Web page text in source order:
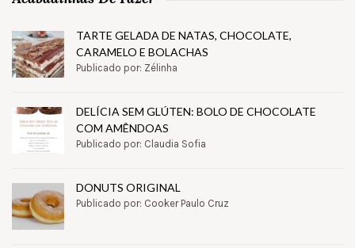
TARTE GELADA DE NATAS, CHOCOLATE,
CARAMELO E BOLACHAS
Publicado por: Zélinha
DELÍCIA SEM GLÚTEN: BOLO DE CHOCOLATE
COM AMÊNDOAS
Publicado por: Claudia Sofia
DONUTS ORIGINAL
Publicado por: Cooker Paulo Cruz